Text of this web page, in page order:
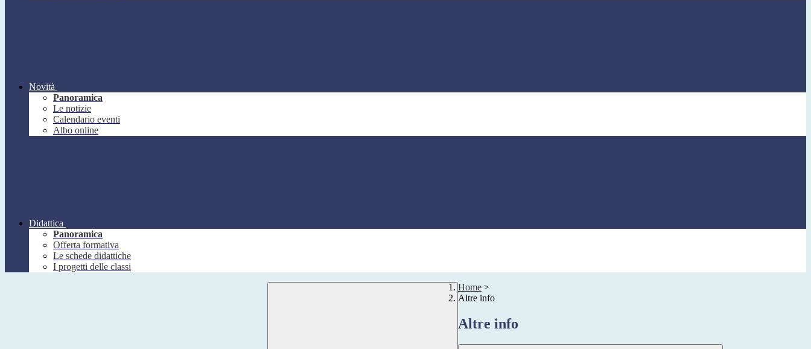
Novità
Panoramica
Le notizie
Calendario eventi
Albo online
Didattica
Panoramica
Offerta formativa
Le schede didattiche
I progetti delle classi
Home >
Altre info
Altre info